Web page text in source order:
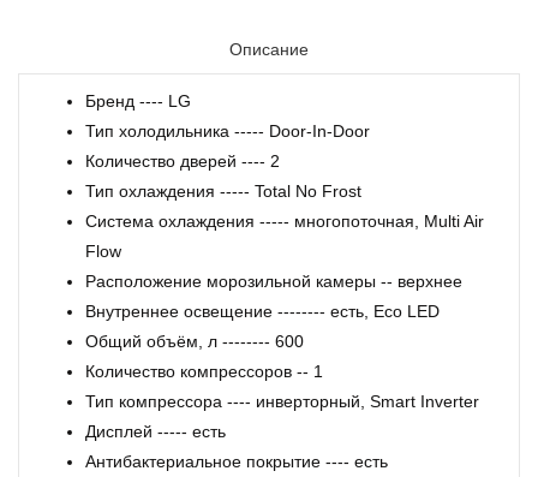
Описание
Бренд ---- LG
Тип холодильника ----- Door-In-Door
Количество дверей ---- 2
Тип охлаждения ----- Total No Frost
Система охлаждения ----- многопоточная, Multi Air
Flow
Расположение морозильной камеры -- верхнее
Внутреннее освещение -------- есть, Eco LED
Общий объём, л -------- 600
Количество компрессоров -- 1
Тип компрессора ---- инверторный, Smart Inverter
Дисплей ----- есть
Антибактериальное покрытие ---- есть